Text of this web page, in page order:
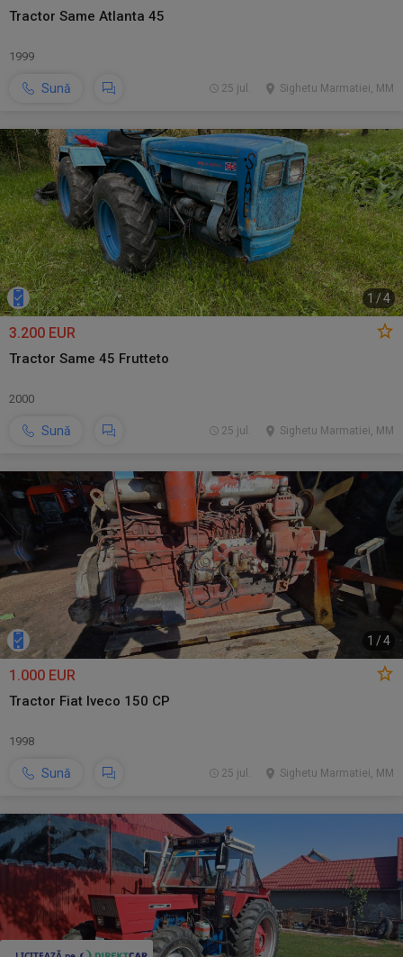
Tractor Same Atlanta 45
1999
Sună Sighetu Marmatiei, MM
25 jul.
1/4
3.200 EUR
Tractor Same 45 Frutteto
2000
Sună Sighetu Marmatiei, MM
25 jul.
1 /4
1.000 EUR
Tractor Fiat Iveco 150 CP
1998
Sună Sighetu Marmatiei, MM
25 jul.